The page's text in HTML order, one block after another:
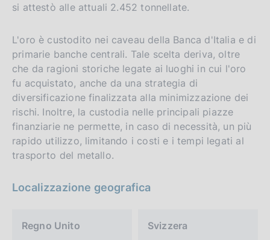
si attestò alle attuali 2.452 tonnellate.
L'oro è custodito nei caveau della Banca d'Italia e di
primarie banche centrali. Tale scelta deriva, oltre
che da ragioni storiche legate ai luoghi in cui l'oro
fu acquistato, anche da una strategia di
diversificazione finalizzata alla minimizzazione dei
rischi. Inoltre, la custodia nelle principali piazze
finanziarie ne permette, in caso di necessità, un più
rapido utilizzo, limitando i costi e i tempi legati al
trasporto del metallo.
Localizzazione geografica
Regno Unito Svizzera